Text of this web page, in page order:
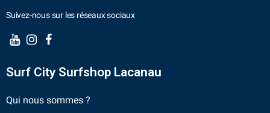
Suivez-nous sur les réseaux sociaux
Surf City Surfshop Lacanau
Qui nous sommes ?